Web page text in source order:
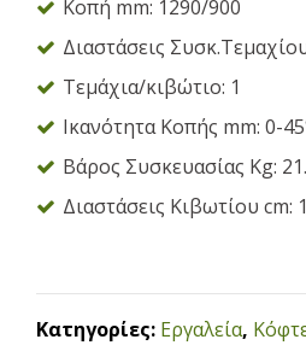
Κοπή mm: 1290/900
Διαστάσεις
Τεμάχια/κιβώτιο: 1
Ικανότητα Κοπής mm: 0-
Βάρος Συσκευασίας Kg:
Διαστάσεις Κιβωτίου cm:
Κατηγορίες: Εργαλεία,